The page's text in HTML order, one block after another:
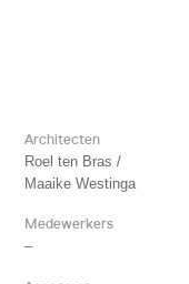
Architecten
Roel ten Bras /
Maaike Westinga
Medewerkers
–